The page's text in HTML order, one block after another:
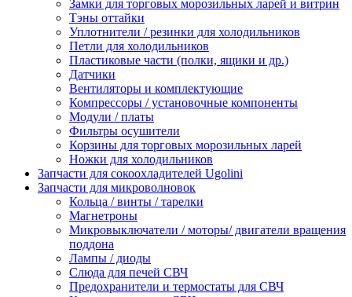
Замки для торговых морозильных ларей и витрин
Тэны оттайки
Уплотнители / резинки для холодильников
Петли для холодильников
Пластиковые части (полки, ящики и др.)
Датчики
Вентиляторы и комплектующие
Компрессоры / установочные компоненты
Модули / платы
Фильтры осушители
Корзины для торговых морозильных ларей
Ножки для холодильников
Запчасти для сокоохладителей Ugolini
Запчасти для микроволновок
Кольца / винты / тарелки
Магнетроны
Микровыключатели / моторы/ двигатели вращения
поддона
Лампы / диоды
Слюда для печей СВЧ
Предохранители и термостаты для СВЧ